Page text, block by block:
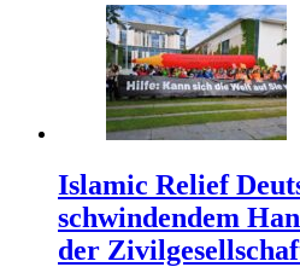
Islamic Relief
schwindendem
der